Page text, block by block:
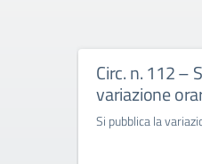
Circ. n. 112 –
variazione
Si pubblica la